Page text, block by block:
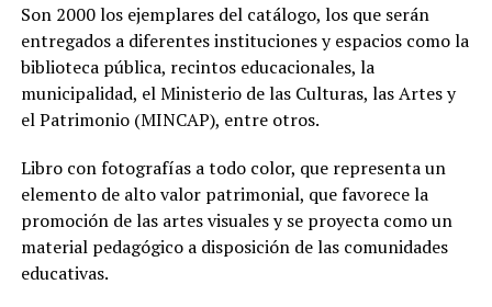
Son 2000 los ejemplares del catálogo, los que serán
entregados a diferentes instituciones y espacios como la
biblioteca pública, recintos educacionales, la
municipalidad, el Ministerio de las Culturas, las Artes y
el Patrimonio (MINCAP), entre otros.
Libro con fotografías a todo color, que representa un
elemento de alto valor patrimonial, que favorece la
promoción de las artes visuales y se proyecta como un
material pedagógico a disposición de las comunidades
educativas.